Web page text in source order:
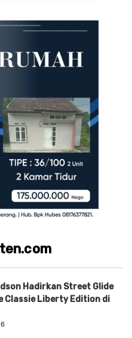
Hadirkan Street Glide
Classie Liberty Edition di